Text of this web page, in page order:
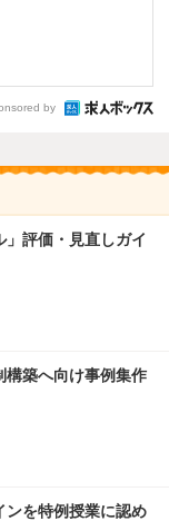
by
評価・見直しガイ
構築へ向け事例集作
ンを特例授業に認め